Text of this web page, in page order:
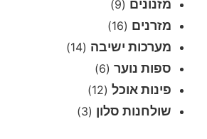
מזנונים (9)
מזרנים (16)
מערכות ישיבה (14)
ספות נוער (6)
פינות אוכל (12)
שולחנות סלון (3)